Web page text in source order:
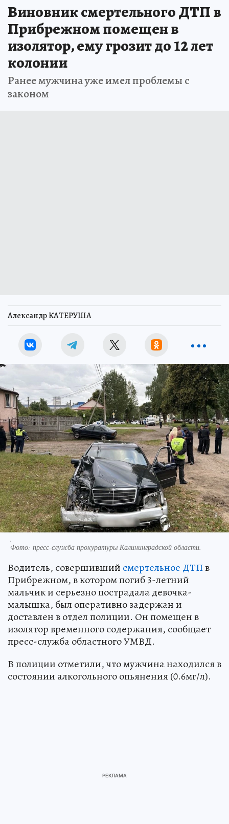
Виновник смертельного ДТП в
Прибрежном помещен в
изолятор, ему грозит до 12 лет
колонии
Ранее мужчина уже имел проблемы с
законом
Александр КАТЕРУША
.
Фото: пресс-служба прокуратуры Калининградской области.
Водитель, совершивший смертельное ДТПв
Прибрежном, в котором погиб 3-летний
мальчик и серьезно пострадала девочка-
малышка, был оперативно задержан и
доставлен в отдел полиции. Он помещен в
изолятор временного содержания, сообщает
пресс-служба областного УМВД.
В полиции отметили, что мужчина находился в
состоянии алкогольного опьянения (0.6мг/л).